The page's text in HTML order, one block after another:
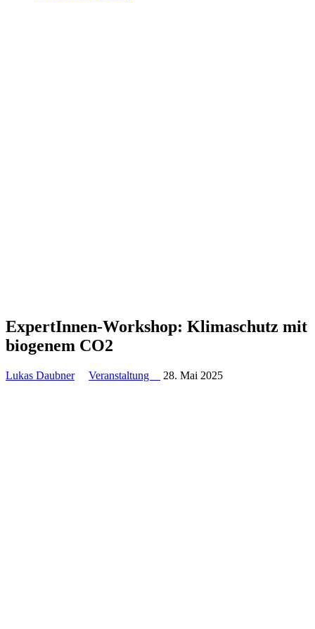
Exper­tInnen-Workshop: Klima­schutz mit
biogenem CO2
Lukas Daubner Veranstaltung 28. Mai 2025